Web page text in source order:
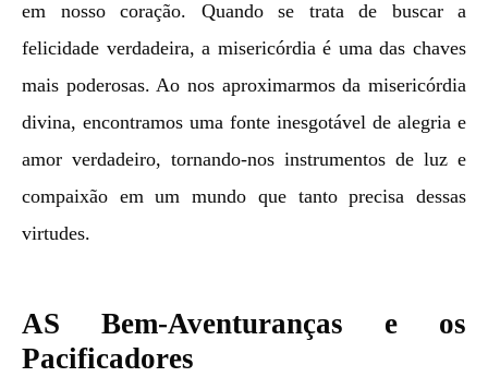
em nosso coração. Quando se trata de buscar a
felicidade verdadeira, a misericórdia é uma das chaves
mais poderosas. Ao nos aproximarmos da misericórdia
divina, encontramos uma fonte inesgotável de alegria e
amor verdadeiro, tornando-nos instrumentos de luz e
compaixão em um mundo que tanto precisa dessas
virtudes.
AS Bem-Aventuranças e os
Pacificadores